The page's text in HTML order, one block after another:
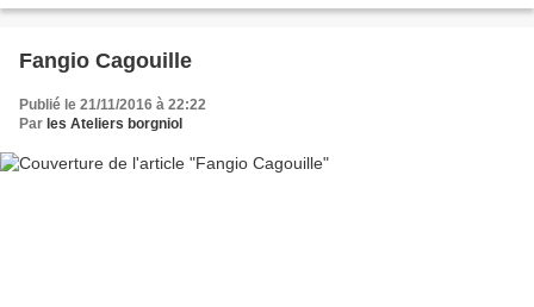
Fangio Cagouille
Publié le 21/11/2016 à 22:22
Par les Ateliers borgniol